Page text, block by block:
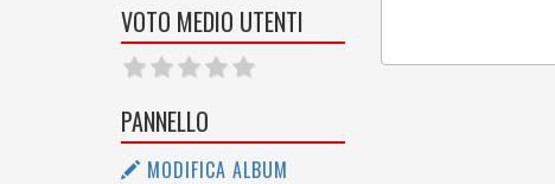
VOTO MEDIO UTENTI
PANNELLO
MODIFICA ALBUM